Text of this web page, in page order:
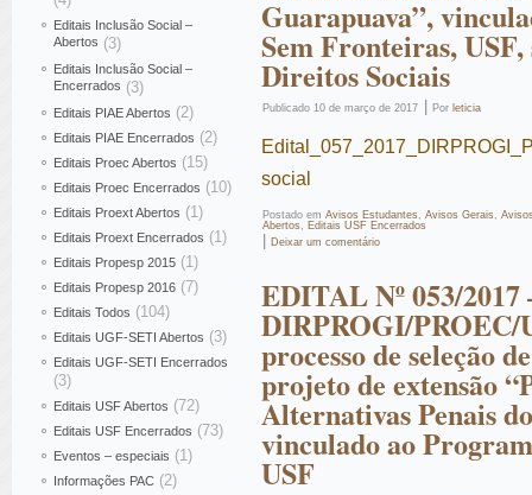
Editais Inclusão Social –
Abertos (3)
Editais Inclusão Social –
Encerrados (3)
Editais PIAE Abertos (2)
Editais PIAE Encerrados (2)
Editais Proec Abertos (15)
Editais Proec Encerrados (10)
Editais Proext Abertos (1)
Editais Proext Encerrados (1)
Editais Propesp 2015 (1)
Editais Propesp 2016 (7)
Editais Todos (104)
Editais UGF-SETI Abertos (3)
Editais UGF-SETI Encerrados
(3)
Editais USF Abertos (72)
Editais USF Encerrados (73)
Eventos – especiais (1)
Informações PAC (2)
Guarapuava”,
Sem Fronteiras,
Direitos Sociais
Publicado 10 de março de 2017 Por leticia
social
Postado em Avisos Estudantes , Avisos Gerais ,
Abertos , Editais USF Encerrados
Deixar um comentário
EDITAL Nº 053/2017
DIRPROGI/
processo de seleção
projeto de extensão
Alternativas Penais
vinculado ao
USF